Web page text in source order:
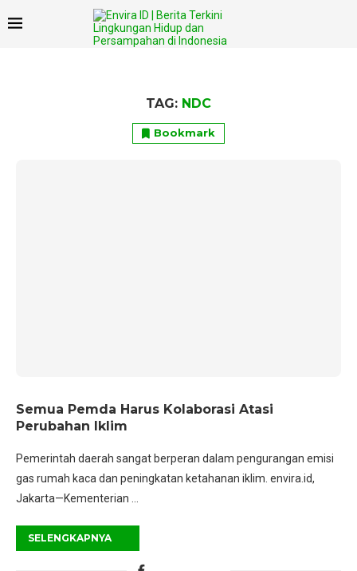
TAG: NDC
Bookmark
Semua Pemda Harus Kolaborasi Atasi
Perubahan Iklim
Pemerintah daerah sangat berperan dalam pengurangan emisi
gas rumah kaca dan peningkatan ketahanan iklim. envira.id,
Jakarta—Kementerian …
SELENGKAPNYA